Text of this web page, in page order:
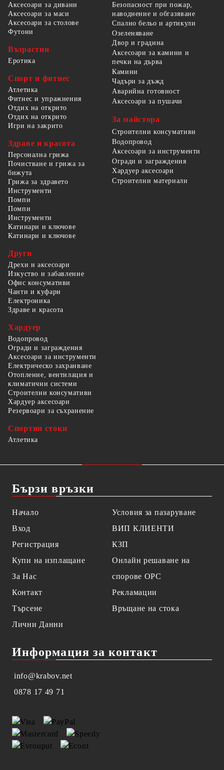
Аксесоари за дивани
Аксесоари за маси
Аксесоари за столове
Футони
Възрастни
Еротика
Спорт и фитнес
Атлетика
Фитнес и упражнения
Отдих на открито
Отдих на открито
Игри на закрито
Здраве и красота
Персонална грижа
Почистване и грижа за
бижута
Грижа за здравето
Безопасност при пожар,
наводнение и обгазяване
Спално бельо и артикули
Озеленяване
Двор и градина
Аксесоари за камини и
печки на дърва
Камини
Чадъри за дъжд
Аварийна готовност
Аксесоари за пушачи
За майстора
Строителни консумативи
Водопровод
Аксесоари за инструменти
Огради и заграждения
Хардуер аксесоари
Строителни материали
Инструменти
Помпи
Помпи
Инструменти
Катинари и ключове
Катинари и ключове
Други
Дрехи и аксесоари
Изкуство и забавление
Офис консумативи
Чанти и куфари
Електроника
Здраве и красота
Хардуер
Водопровод
Огради и заграждения
Аксесоари за инструменти
Електрическо захранване
Отопление, вентилация и
климатични системи
Строителни консумативи
Хардуер аксесоари
Резервоари за съхранение
Спортни стоки
Атлетика
Бързи връзки
Начало
Вход
Регистрация
Купи на изплащане
За Нас
Контакт
Търсене
Лични Данни
Условия за пазаруване
ВИП КЛИЕНТИ
КЗП
Онлайн решаване на
спорове OPC
Рекламации
Връщане на стока
Информация за контакт
info@krabov.net
0878 17 49 71